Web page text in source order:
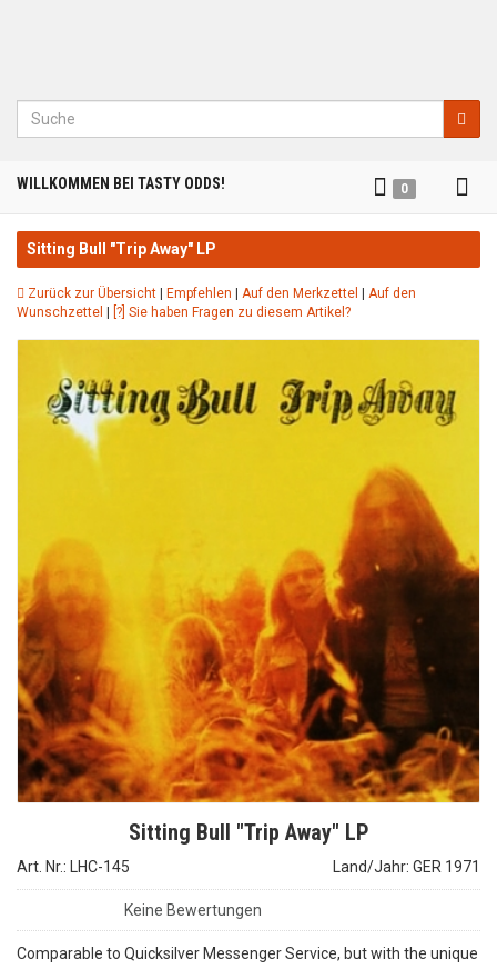
Suche
WILLKOMMEN BEI TASTY ODDS! 0
Sitting Bull "Trip Away" LP
Zurück zur Übersicht Empfehlen Auf den Merkzettel
Auf den
Wunschzettel
[?] Sie haben Fragen zu diesem Artikel?
Sitting Bull "Trip Away" LP
Art. Nr.: LHC-145 Land/Jahr: GER 1971
Keine Bewertungen
Comparable to Quicksilver Messenger Service, but with the unique